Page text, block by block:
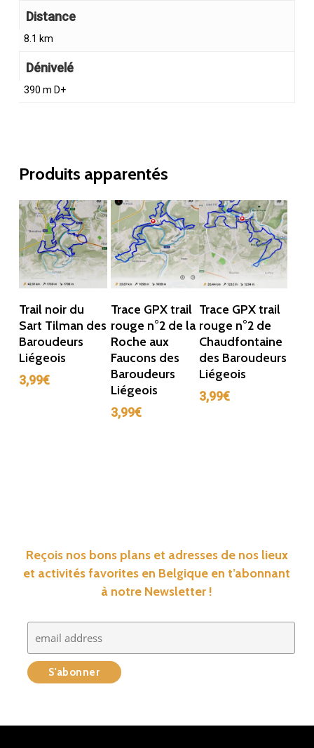
Distance
8.1 km
Dénivelé
390 m D+
Produits apparentés
Ajouter Au
Panier
Trail noir du
Sart Tilman des
Baroudeurs
Liégeois
3,99€
Ajouter Au
Panier
Trace GPX trail
rouge n°2 de la
Roche aux
Faucons des
Baroudeurs
Liégeois
3,99€
Ajouter Au
Panier
Trace GPX trail
rouge n°2 de
Chaudfontaine
des Baroudeurs
Liégeois
3,99€
Reçois nos bons plans et adresses de nos lieux
et activités favorites en Belgique en t’abonnant
à notre Newsletter !